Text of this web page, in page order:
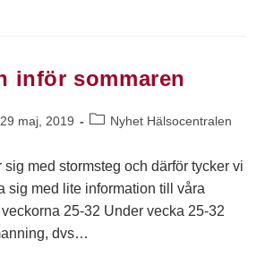
inför sommaren
29 maj, 2019 Nyhet Hälsocentralen
sig med stormsteg och därför tycker vi
sig med lite information till våra
25-32 Under vecka 25-32
dvs…